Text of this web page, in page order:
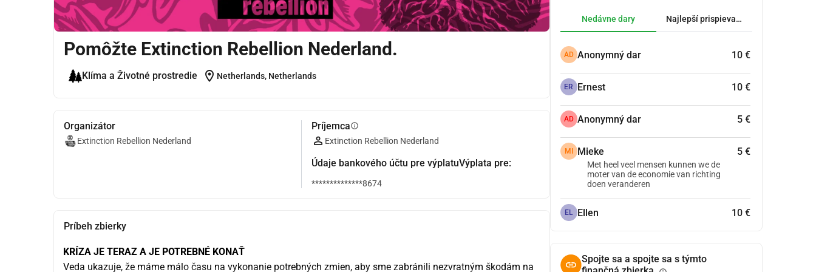
Pomôžte Extinction Rebellion Nederland.
Klíma a Životné prostredie location_on Netherlands, Netherlands
Organizátor
Extinction Rebellion Nederland
Príjemcainfo
Extinction Rebellion Nederland
Údaje bankového účtu pre výplatuVýplata pre:
**************8674
Príbeh zbierky
KRÍZA JE TERAZ A JE POTREBNÉ KONAŤ
Veda ukazuje, že máme málo času na vykonanie potrebných zmien, aby sme zabránili nezvratným škodám na
Nedávne dary Najlepší prispievatelia.
AD Anonymný dar 10 €
ER Ernest 10 €
AD Anonymný dar 5 €
MI Mieke 5 €
Met heel veel mensen kunnen we de
moter van de economie van richting
doen veranderen
EL Ellen 10 €
Spojte sa a spojte sa s týmto